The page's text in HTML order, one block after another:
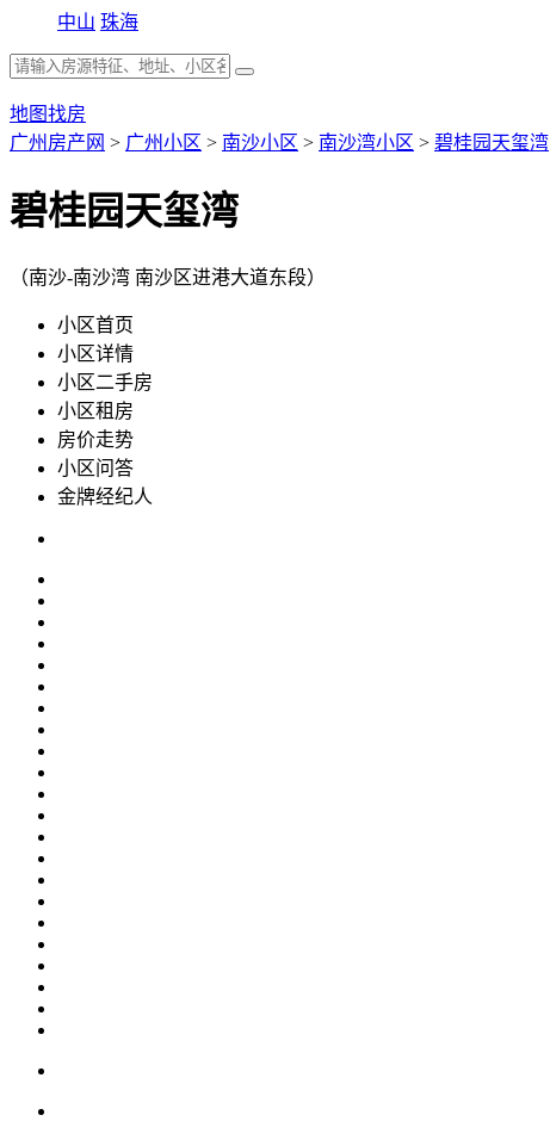
中山 珠海
地图找房
广州房产网 > 广州小区 > 南沙小区 > 南沙湾小区 > 碧桂园天玺湾
碧桂园天玺湾
（南沙-南沙湾 南沙区进港大道东段）
小区首页
小区详情
小区二手房
小区租房
房价走势
小区问答
金牌经纪人